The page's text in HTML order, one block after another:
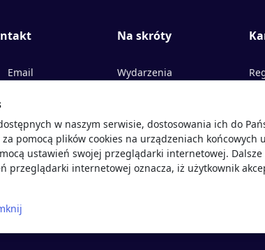
Email
Twitter
LinkedIn
Na skróty
Wydarzenia
Rekrutujemy sprawdź
Polityka cookies
Polityka prywatności
w naszym serwisie, dostosowania ich do
pomocą plików cookies na urządzeniach końcowych
ustawień swojej przeglądarki internetowej.
przeglądarki internetowej oznacza, iż użytkownik